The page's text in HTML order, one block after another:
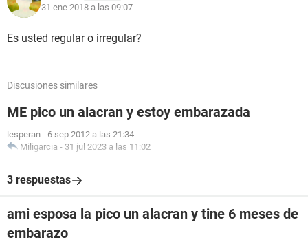
31 ene 2018 a las 09:07
Es usted regular o irregular?
Discusiones similares
ME pico un alacran y estoy embarazada
lesperan - 6 sep 2012 a las 21:34
Miligarcia - 31 jul 2023 a las 11:02
3 respuestas
ami esposa la pico un alacran y tine 6 meses de
embarazo